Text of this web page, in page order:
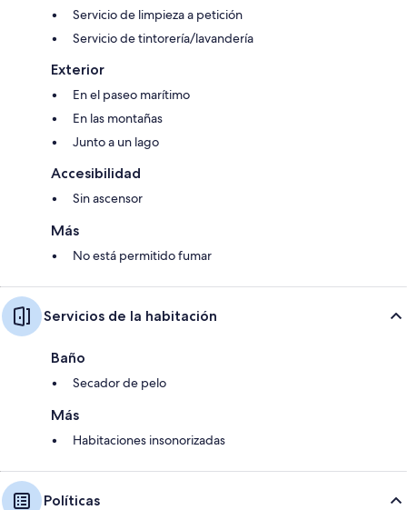
Servicio de limpieza a petición
Servicio de tintorería/lavandería
Exterior
En el paseo marítimo
En las montañas
Junto a un lago
Accesibilidad
Sin ascensor
Más
No está permitido fumar
Servicios de la habitación
Baño
Secador de pelo
Más
Habitaciones insonorizadas
Políticas